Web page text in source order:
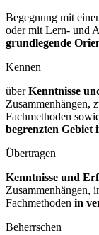
Begegnung mit
oder mit Lern- und
grundlegende
Kennen
überKenntnisse
Zusammenhängen,
Fachmethoden
begrenzten Gebiet
Übertragen
Kenntnisse und
Zusammenhängen,
Fachmethoden in
Beherrschen